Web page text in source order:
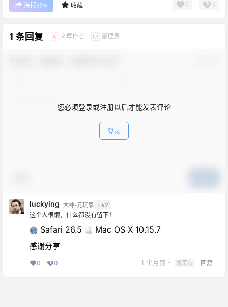
海报分享 收藏 0 0
1 条回复 A 文章作者 M 管理员
您必须登录或注册以后才能发表评论
登录
luckying 大神-元玩家
Lv2
这个人很懒，什么都没有留下！
Safari 26.5 Mac OS X 10.15.7
感谢分享
0 0 1 个月前 ・ 北京市 回复